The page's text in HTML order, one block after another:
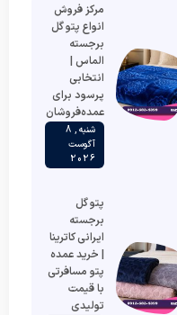
مرکز فروش
انواع پتو گل
برجسته
الماس |
انتخابی
پرسود برای
عمده‌فروشان
شنبه , 8
آگوست
2026
پتو گل
برجسته
ایرانی کاترینا
| خرید عمده
پتو مسافرتی
با قیمت
تولیدی